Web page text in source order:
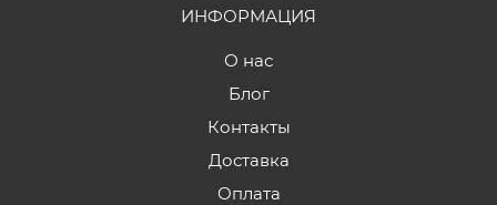
ИНФОРМАЦИЯ
О нас
Блог
Контакты
Доставка
Оплата